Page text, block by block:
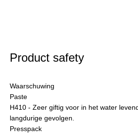
Product safety
Waarschuwing
Paste
H410 - Zeer giftig voor in het water
langdurige gevolgen.
Presspack